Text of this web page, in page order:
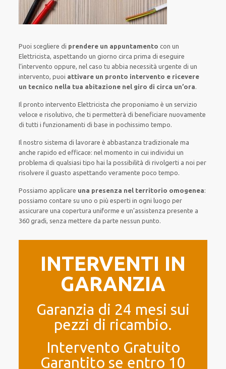
Puoi scegliere di prendere un appuntamento con un
Elettricista, aspettandoun giorno circa prima dieseguire
l’intervento oppure, nel caso tu abbia necessità urgente di un
intervento, puoi attivare un pronto intervento e ricevere
un tecnico nella tua abitazione nel giro di circa un’ora.
Il pronto intervento Elettricistache proponiamo èun servizio
veloce e risolutivo, che tipermetterà di beneficiare nuovamente
di tutti i funzionamenti di base in pochissimo tempo.
Il nostro sistema di lavorare è abbastanza tradizionale ma
anche rapido ed efficace: nel momento in cuiindividuiun
problema di qualsiasi tipo hai la possibilità di rivolgerti a noi per
risolvere ilguasto aspettando veramente poco tempo.
Possiamo applicare una presenza nel territorio omogenea:
possiamo contare su uno o piùesperti in ogni luogo per
assicurare una coperturauniforme e un’assistenza presente a
360 gradi, senzamettere da partenessun punto.
INTERVENTI IN
GARANZIA
Garanzia di 24 mesi sui
pezzi di ricambio.
Intervento Gratuito
Garantito se entro 10